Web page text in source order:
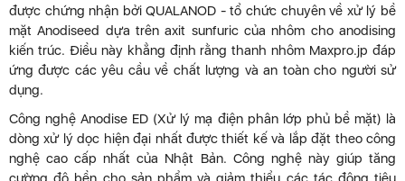
được chứng nhận bởi QUALANOD - tổ chức chuyên về xử lý bề
mặt Anodiseed dựa trên axit sunfuric của nhôm cho anodising
kiến trúc. Điều này khẳng định rằng thanh nhôm Maxpro.jp đáp
ứng được các yêu cầu về chất lượng và an toàn cho người sử
dụng.
Công nghệ Anodise ED (Xử lý mạ điện phân lớp phủ bề mặt) là
dòng xử lý dọc hiện đại nhất được thiết kế và lắp đặt theo công
nghệ cao cấp nhất của Nhật Bản. Công nghệ này giúp tăng